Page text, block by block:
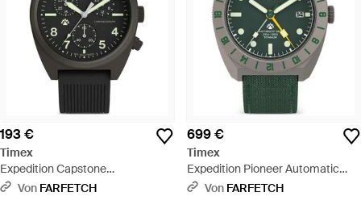
193 €
Timex
Expedition Capstone
Chronograph 46Mm - Schwarz
Von FARFETCH
699 €
Timex
Expedition Pioneer Automatic
Gmt Armbanduhr 41Mm - Grün
Von FARFETCH